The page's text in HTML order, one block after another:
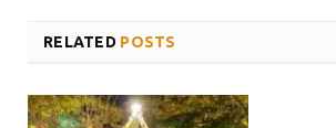
RELATED POSTS